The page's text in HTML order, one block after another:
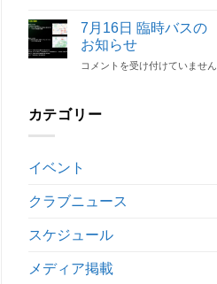
は
除
の
お
知
は
東
サ
ッ
カ
ー
後
第
節
ッ
ク
7月16日 臨時バスの
お知らせ
7
日
臨
ス
お
は
コメントを受け付けていません
カテゴリー
イベント
クラブニュース
スケジュール
メディア掲載